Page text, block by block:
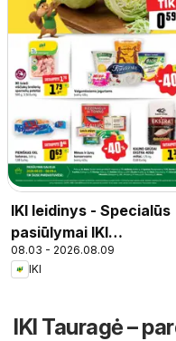
IKI leidinys - Specialūs
pasiūlymai IKI
parduotuvės klientams
08.03 - 2026.08.09
IKI
IKI Tauragė –